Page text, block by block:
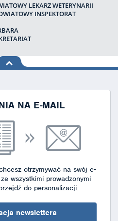
LEKARZ WETERYNARII
INSPEKTORAT
NA E-MAIL
otrzymywać na swój e-
wszystkimi prowadzonymi
do personalizacji.
newslettera